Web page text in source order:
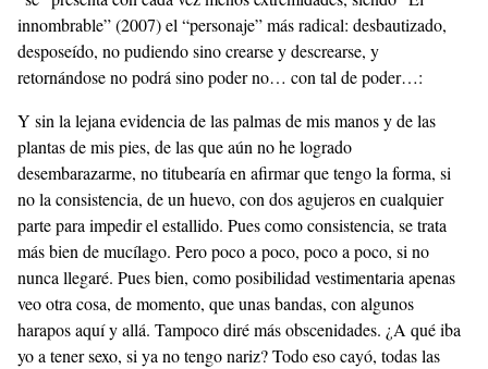
innombrable” (2007) el “personaje” más radical: desbautizado,
desposeído, no pudiendo sino crearse y descrearse, y
retornándose no podrá sino poder no… con tal de poder…:
Y sin la lejana evidencia de las palmas de mis manos y de las
plantas de mis pies, de las que aún no he logrado
desembarazarme, no titubearía en afirmar que tengo la forma, si
no la consistencia, de un huevo, con dos agujeros en cualquier
parte para impedir el estallido. Pues como consistencia, se trata
más bien de mucílago. Pero poco a poco, poco a poco, si no
nunca llegaré. Pues bien, como posibilidad vestimentaria apenas
veo otra cosa, de momento, que unas bandas, con algunos
harapos aquí y allá. Tampoco diré más obscenidades. ¿A qué iba
yo a tener sexo, si ya no tengo nariz? Todo eso cayó, todas las